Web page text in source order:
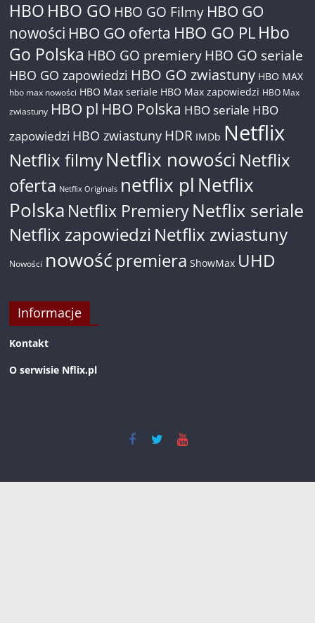
HBO HBO GO HBO GO Filmy HBO GO
nowości HBO GO oferta HBO GO PL Hbo
Go Polska HBO GO premiery HBO GO seriale
HBO GO zapowiedzi HBO GO zwiastuny HBO MAX
hbo max nowości HBO Max seriale HBO Max zapowiedzi HBO Max
zwiastuny HBO pl HBO Polska HBO seriale HBO
zapowiedzi HBO zwiastuny HDR IMDb Netflix
Netflix filmyNetflix nowości Netflix
oferta Netflix Originals netflix pl Netflix
Polska Netflix PremieryNetflix seriale
Netflix zapowiedzi Netflix zwiastuny
Nowości nowość premiera ShowMax UHD
Informacje
Kontakt
O serwisie Nflix.pl